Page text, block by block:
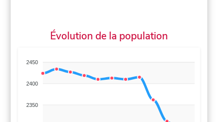
Évolution de la population
2450
2400
2350